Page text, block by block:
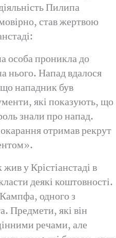
Пилипа
став жертвою
особа проникла до
нього. Напад вдалося
що нападник був
які показують, що
знали про напад.
отримав рекрут
у Крістіанстаді в
деякі коштовності.
одного з
Предмети, які він
речами, але